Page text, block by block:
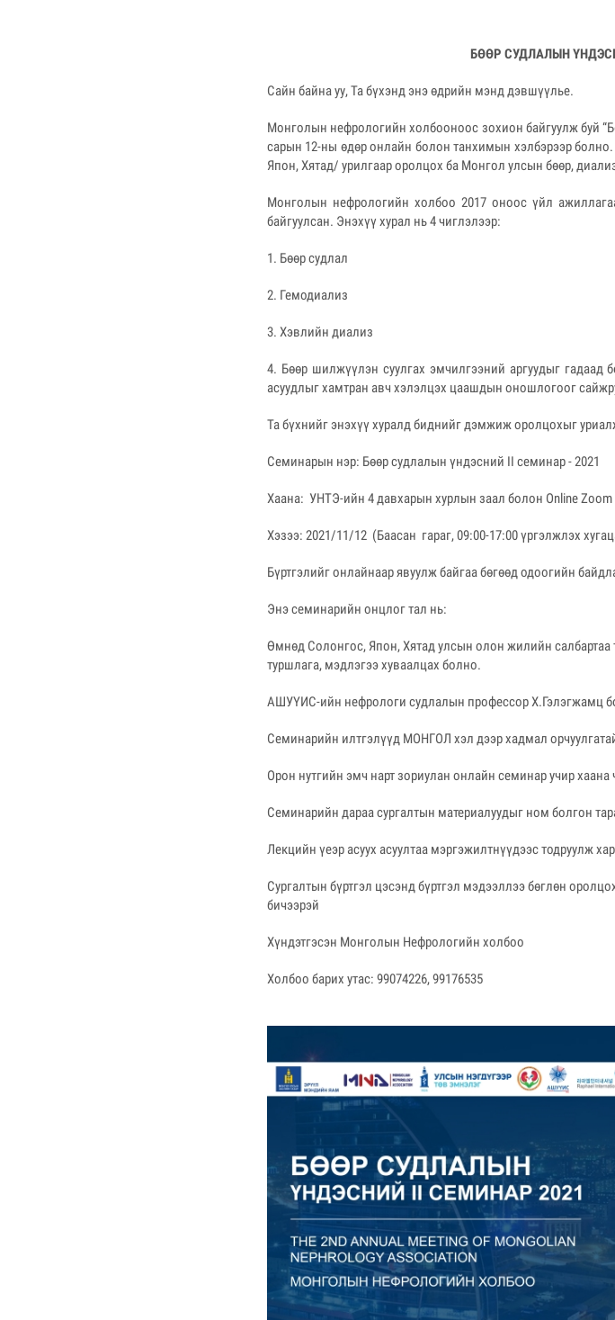
БӨӨР СУДЛАЛЫН
Сайн байна уу, Та бүхэнд энэ өдрийн мэнд дэвшүүлье.
Монголын нефрологийн холбооноос зохион байгуулж буй
сарын 12-ны өдөр онлайн болон танхимын хэлбэрээр
Япон, Хятад/ урилгаар оролцох ба Монгол улсын бөөр,
Монголын нефрологийн холбоо 2017 оноос үйл
байгуулсан. Энэхүү хурал нь 4 чиглэлээр:
1. Бөөр судлал
2. Гемодиализ
3. Хэвлийн диализ
4. Бөөр шилжүүлэн суулгах эмчилгээний аргуудыг
асуудлыг хамтран авч хэлэлцэх цаашдын оношлогоог
Та бүхнийг энэхүү хуралд биднийг дэмжиж оролцохыг
Семинарын нэр: Бөөр судлалын үндэсний II семинар - 2021
Хаана: УНТЭ-ийн 4 давхарын хурлын заал болон Online Zoom
Хэзээ: 2021/11/12 (Баасан гараг, 09:00-17:00 үргэлжлэх
Бүртгэлийг онлайнаар явуулж байгаа бөгөөд одоогийн
Энэ семинарийн онцлог тал нь:
Өмнөд Солонгос, Япон, Хятад улсын олон жилийн
туршлага, мэдлэгээ хуваалцах болно.
АШУҮИС-ийн нефрологи судлалын профессор Х.Гэлэгжамц
Семинарийн илтгэлүүд МОНГОЛ хэл дээр хадмал
Орон нутгийн эмч нарт зориулан онлайн семинар учир
Семинарийн дараа сургалтын материалуудыг ном болгон
Лекцийн үеэр асуух асуултаа мэргэжилтнүүдээс тодруулж
Сургалтын бүртгэл цэсэнд бүртгэл мэдээллээ бөглөн
бичээрэй
Хүндэтгэсэн Монголын Нефрологийн холбоо
Холбоо барих утас: 99074226, 99176535